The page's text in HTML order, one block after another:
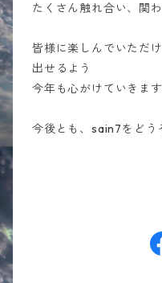
たくさん触れ合い、関
皆様に楽しんでいただ
出せるよう
今年も心がけていきます
今後とも、sain7をど